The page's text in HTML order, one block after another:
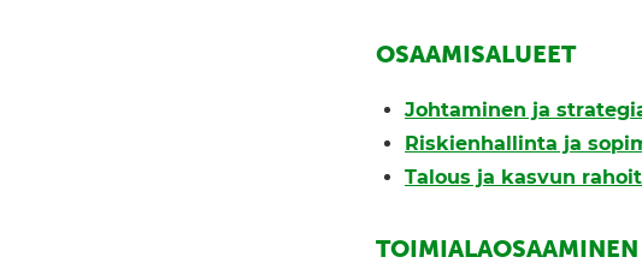
OSAAMISALUEET
Johtaminen ja
Riskienhallinta ja
Talous ja kasvun
TOIMIALAOSAAMINEN